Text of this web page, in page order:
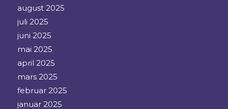
august 2025
juli 2025
juni 2025
mai 2025
april 2025
mars 2025
februar 2025
januar 2025